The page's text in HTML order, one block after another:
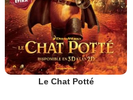
Le Chat Potté